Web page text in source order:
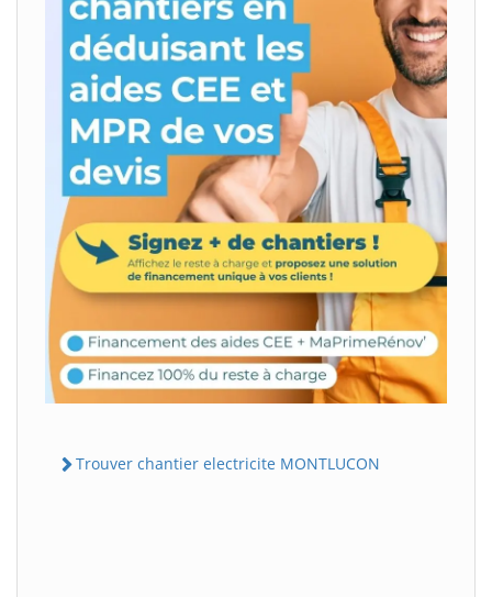
Trouver chantier electricite MONTLUCON